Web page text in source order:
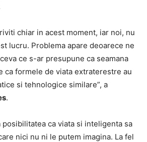
chiar in acest moment, iar noi, nu
lucru. Problema apare deoarece ne
ce s-ar presupune ca seamana
ca formele de viata extraterestre au
si tehnologice similare”, a
.
posibilitatea ca viata si inteligenta sa
nici nu ni le putem imagina. La fel